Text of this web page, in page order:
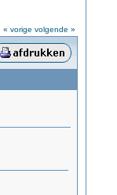
« vorige volgende »